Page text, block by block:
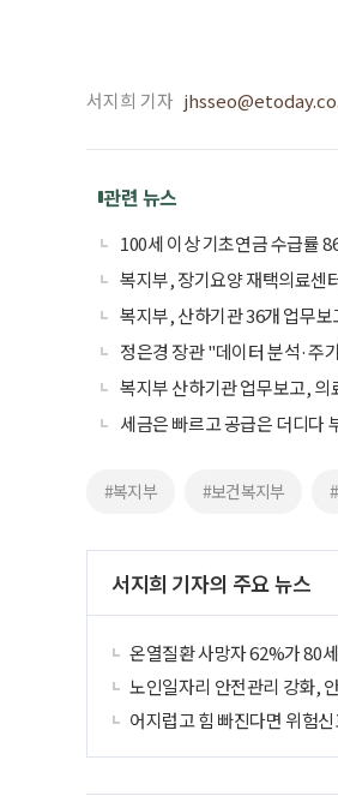
서지희 기자
관련 뉴스
100세 이상 기초연금 수급률
복지부, 장기요양 재택의료센
복지부, 산하기관 36개 업무
정은경 장관 "데이터 분석·주
복지부 산하기관 업무보고, 의
세금은 빠르고 공급은 더디다
#복지부 #보건복지부
서지희 기자의 주요 뉴스
온열질환 사망자 62%가 80
노인일자리 안전관리 강화,
어지럽고 힘 빠진다면 위험